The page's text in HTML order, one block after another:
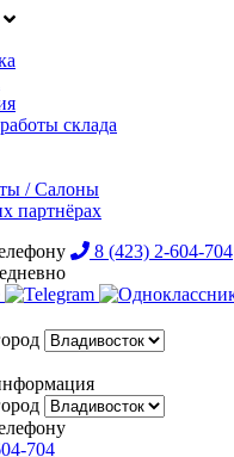
склада
/ Салоны
партнёрах
8 (423) 2-604-704
704